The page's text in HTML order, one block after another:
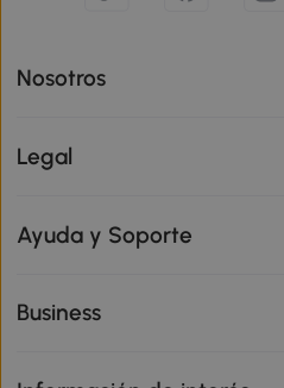
Nosotros
Legal
Ayuda y Soporte
Business